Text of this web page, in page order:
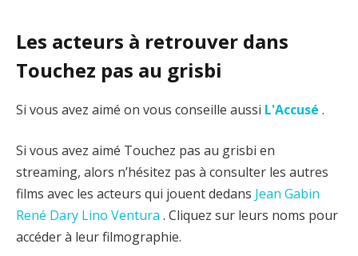
Les acteurs à retrouver dans
Touchez pas au grisbi
Si vous avez aimé on vous conseille aussi L'Accusé .
Si vous avez aimé Touchez pas au grisbi en
streaming, alors n’hésitez pas à consulter les autres
films avec les acteurs qui jouent dedans Jean Gabin
René Dary Lino Ventura . Cliquez sur leurs noms pour
accéder à leur filmographie.